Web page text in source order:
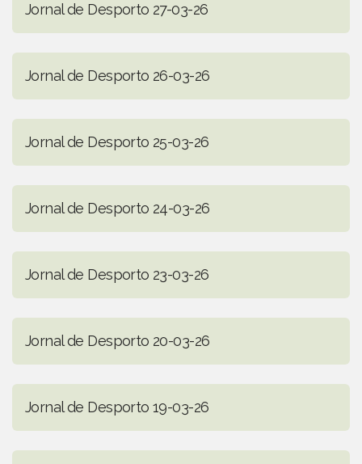
Jornal de Desporto 27-03-26
Jornal de Desporto 26-03-26
Jornal de Desporto 25-03-26
Jornal de Desporto 24-03-26
Jornal de Desporto 23-03-26
Jornal de Desporto 20-03-26
Jornal de Desporto 19-03-26